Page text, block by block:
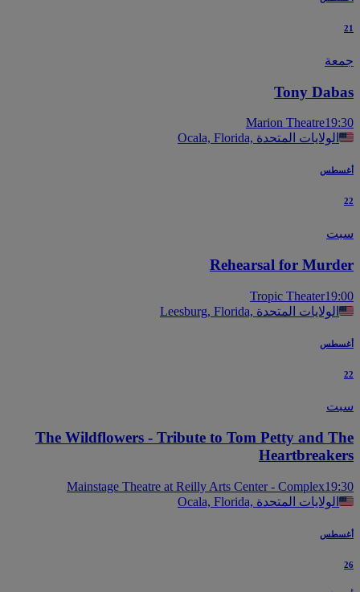
Tony
Marion Theatre
Ocala, Florida, الولايات المتحدة
Rehearsal for
Tropic Theater
Leesburg, Florida, الولايات المتحدة
The Wildflowers - Tribute to Tom Petty and
Mainstage Theatre at Reilly Arts Center - Complex
Ocala, Florida, الولايات المتحدة